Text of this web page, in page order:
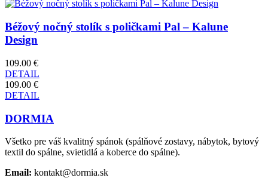
Béžový nočný stolík s poličkami Pal – Kalune
Design
109.00 €
DETAIL
109.00 €
DETAIL
DORMIA
Všetko pre váš kvalitný spánok (spálňové zostavy, nábytok, bytový
textil do spálne, svietidlá a koberce do spálne).
Email: kontakt@dormia.sk